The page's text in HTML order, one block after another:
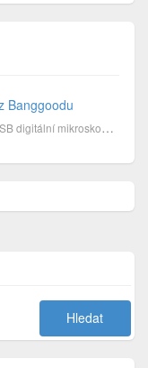
Banggoodu
Před časem jsem si říkal, že by se mi nějaký USB digitální mikroskop mohl hodit. Nejen pro běžnou pr...